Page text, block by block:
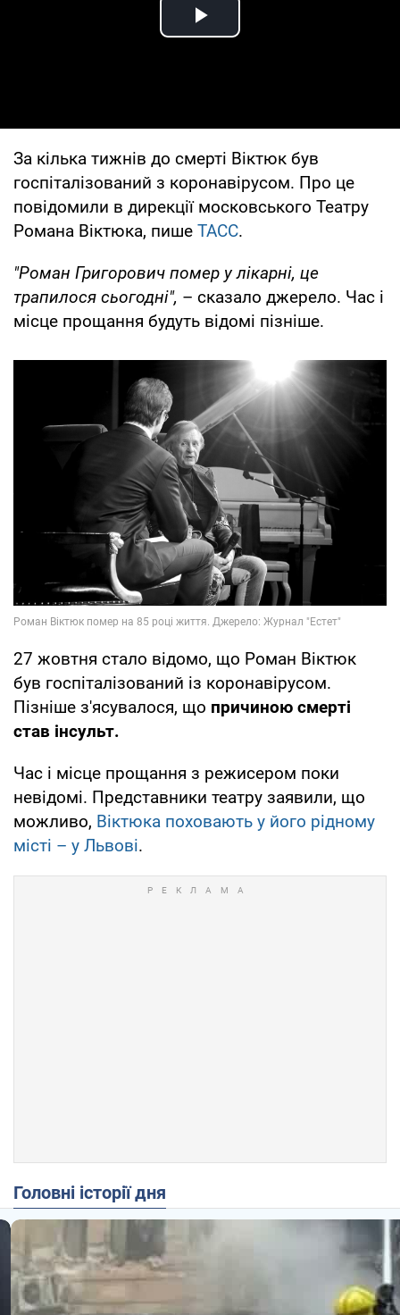
Play Video
За кілька тижнів до смерті Віктюк був
госпіталізований з коронавірусом. Про це
повідомили в дирекції московського Театру
Романа Віктюка, пише ТАСС.
"Роман Григорович помер у лікарні, це
трапилося сьогодні", – сказало джерело. Час і
місце прощання будуть відомі пізніше.
27 жовтня стало відомо, що Роман Віктюк
був госпіталізований із коронавірусом.
Пізніше з'ясувалося, що причиною смерті
став інсульт.
Час і місце прощання з режисером поки
невідомі. Представники театру заявили, що
можливо, Віктюка поховають у його рідному
місті – у Львові.
Головні історії дня